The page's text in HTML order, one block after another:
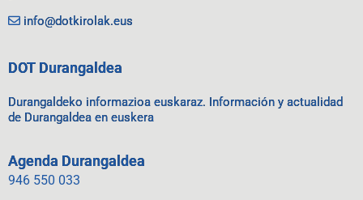
info@dotkirolak.eus
DOT Durangaldea
Durangaldeko informazioa euskaraz. Información y actualidad
de Durangaldea en euskera
Agenda Durangaldea
946 550 033